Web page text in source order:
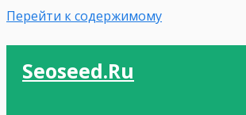
Перейти к содержимому
Seoseed.ru